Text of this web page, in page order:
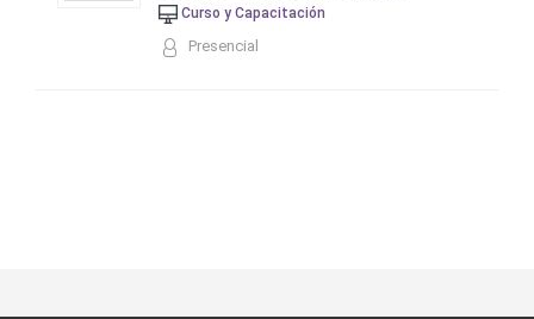
Curso y Capacitación
Presencial